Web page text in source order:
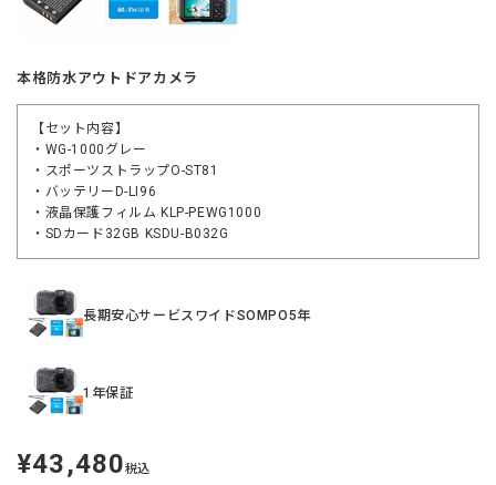
本格防水アウトドアカメラ
【セット内容】
・WG-1000グレー
・スポーツストラップO-ST81
・バッテリーD-LI96
・液晶保護フィルム KLP-PEWG1000
・SDカード32GB KSDU-B032G
長期安心サービスワイドSOMPO5年
1年保証
定
価
¥43,480税込